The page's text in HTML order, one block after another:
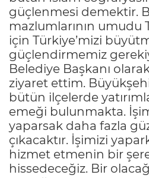
güçlenmesi demektir.
mazlumlarının umudu
için Türkiye’mizi
güçlendirmemiz
Belediye Başkanı
ziyaret ettim.
bütün ilçelerde
emeği bulunmakta.
yaparsak daha fazla
çıkacaktır. İşimizi
hizmet etmenin bir
hissedeceğiz. Bir